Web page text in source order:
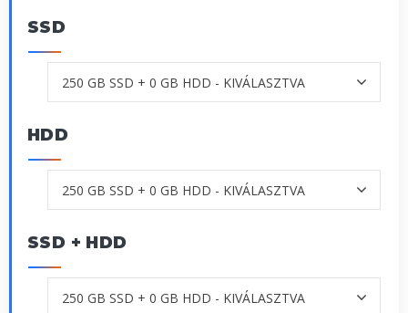
SSD
HDD
SSD + HDD